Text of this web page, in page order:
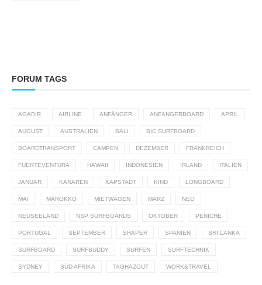
FORUM TAGS
AGADIR AIRLINE ANFÄNGER ANFÄNGERBOARD APRIL
AUGUST AUSTRALIEN BALI BIC SURFBOARD
BOARDTRANSPORT CAMPEN DEZEMBER FRANKREICH
FUERTEVENTURA HAWAII INDONESIEN IRLAND ITALIEN
JANUAR KANAREN KAPSTADT KIND LONGBOARD
MAI MAROKKO MIETWAGEN MÄRZ NEO
NEUSEELAND NSP SURFBOARDS OKTOBER PENICHE
PORTUGAL SEPTEMBER SHAPER SPANIEN SRI LANKA
SURFBOARD SURFBUDDY SURFEN SURFTECHNIK
SYDNEY SÜD AFRIKA TAGHAZOUT WORK&TRAVEL